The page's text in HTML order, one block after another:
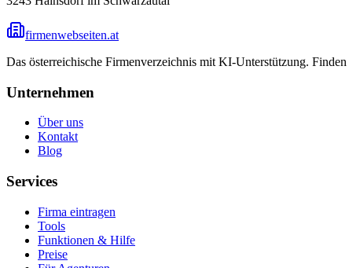
firmenwebseiten.at
Das österreichische Firmenverzeichnis mit KI-Unterstützung.
Unternehmen
Über uns
Kontakt
Blog
Services
Firma eintragen
Tools
Funktionen & Hilfe
Preise